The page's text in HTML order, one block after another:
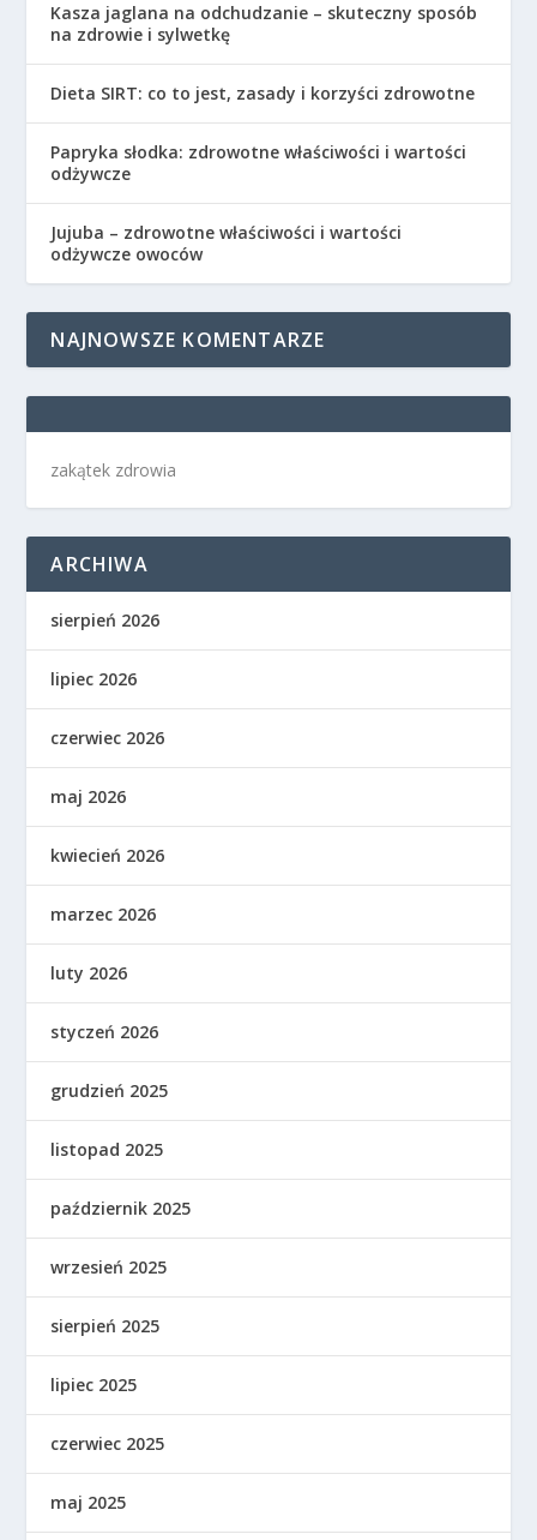
Kasza jaglana na odchudzanie – skuteczny sposób
na zdrowie i sylwetkę
Dieta SIRT: co to jest, zasady i korzyści zdrowotne
Papryka słodka: zdrowotne właściwości i wartości
odżywcze
Jujuba – zdrowotne właściwości i wartości
odżywcze owoców
NAJNOWSZE KOMENTARZE
zakątek zdrowia
ARCHIWA
sierpień 2026
lipiec 2026
czerwiec 2026
maj 2026
kwiecień 2026
marzec 2026
luty 2026
styczeń 2026
grudzień 2025
listopad 2025
październik 2025
wrzesień 2025
sierpień 2025
lipiec 2025
czerwiec 2025
maj 2025